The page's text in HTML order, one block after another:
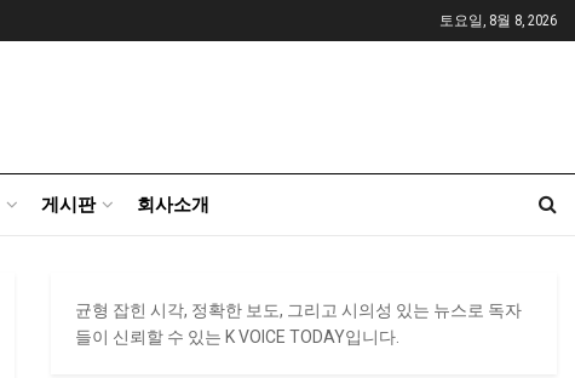
토요일, 8월 8, 2026
게시판 회사소개
균형 잡힌 시각, 정확한 보도, 그리고 시의성 있는 뉴스로 독자
들이 신뢰할 수 있는 K VOICE TODAY입니다.